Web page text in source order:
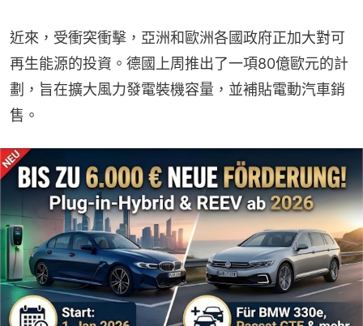
近來，受衝突衝擊，亞洲和歐洲各國政府正加大對可
再生能源的投資。德國上周推出了一項80億歐元的計
劃，旨在擴大風力發電裝機容量，並補貼電動汽車銷
售。